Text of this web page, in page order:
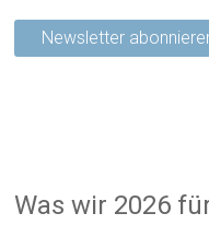
Was wir 2026